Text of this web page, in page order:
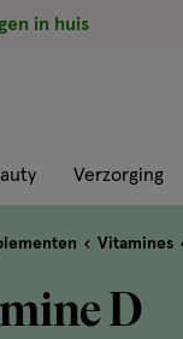
in huis
Verzorging
Vitamines
D